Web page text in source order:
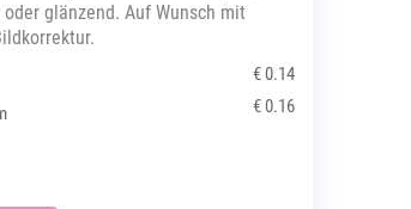
glänzend. Auf Wunsch mit
€ 0.14
€ 0.16